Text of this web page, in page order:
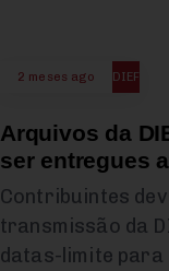
2 meses ago DIEF
Arquivos da
ser entregues
Contribuintes
transmissão da
datas-limite para